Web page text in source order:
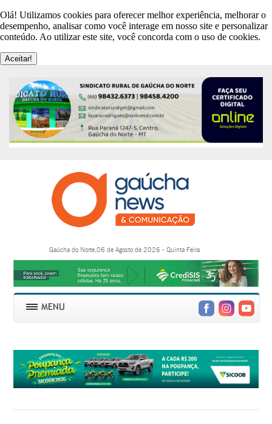
Olá! Utilizamos cookies para oferecer melhor experiência, melhorar o
desempenho, analisar como você interage em nosso site e personalizar
conteúdo. Ao utilizar este site, você concorda com o uso de cookies.
Aceitar!
Gaúcha do Norte,06 de Agosto de 2026 - Quinta Feira